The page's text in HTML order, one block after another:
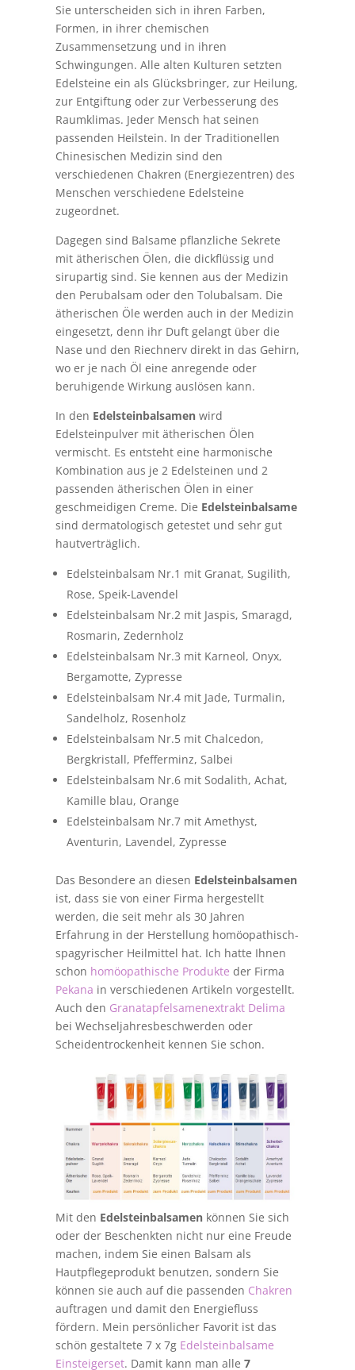
Sie unterscheiden sich in ihren Farben,
Formen, in ihrer chemischen
Zusammensetzung und in ihren
Schwingungen. Alle alten Kulturen setzten
Edelsteine ein als Glücksbringer, zur Heilung,
zur Entgiftung oder zur Verbesserung des
Raumklimas. Jeder Mensch hat seinen
passenden Heilstein. In der Traditionellen
Chinesischen Medizin sind den
verschiedenen Chakren (Energiezentren) des
Menschen verschiedene Edelsteine
zugeordnet.
Dagegen sind Balsame pflanzliche Sekrete
mit ätherischen Ölen, die dickflüssig und
sirupartig sind. Sie kennen aus der Medizin
den Perubalsam oder den Tolubalsam. Die
ätherischen Öle werden auch in der Medizin
eingesetzt, denn ihr Duft gelangt über die
Nase und den Riechnerv direkt in das Gehirn,
wo er je nach Öl eine anregende oder
beruhigende Wirkung auslösen kann.
In den Edelsteinbalsamen wird
Edelsteinpulver mit ätherischen Ölen
vermischt. Es entsteht eine harmonische
Kombination aus je 2 Edelsteinen und 2
passenden ätherischen Ölen in einer
geschmeidigen Creme. Die Edelsteinbalsame
sind dermatologisch getestet und sehr gut
hautverträglich.
Edelsteinbalsam Nr.1 mit Granat, Sugilith,
Rose, Speik-Lavendel
Edelsteinbalsam Nr.2 mit Jaspis, Smaragd,
Rosmarin, Zedernholz
Edelsteinbalsam Nr.3 mit Karneol, Onyx,
Bergamotte, Zypresse
Edelsteinbalsam Nr.4 mit Jade, Turmalin,
Sandelholz, Rosenholz
Edelsteinbalsam Nr.5 mit Chalcedon,
Bergkristall, Pfefferminz, Salbei
Edelsteinbalsam Nr.6 mit Sodalith, Achat,
Kamille blau, Orange
Edelsteinbalsam Nr.7 mit Amethyst,
Aventurin, Lavendel, Zypresse
Das Besondere an diesen Edelsteinbalsamen
ist, dass sie von einer Firma hergestellt
werden, die seit mehr als 30 Jahren
Erfahrung in der Herstellung homöopathisch-
spagyrischer Heilmittel hat. Ich hatte Ihnen
schon homöopathische Produkte der Firma
Pekana in verschiedenen Artikeln vorgestellt.
Auch den Granatapfelsamenextrakt Delima
bei Wechseljahresbeschwerden oder
Scheidentrockenheit kennen Sie schon.
Mit den Edelsteinbalsamen können Sie sich
oder der Beschenkten nicht nur eine Freude
machen, indem Sie einen Balsam als
Hautpflegeprodukt benutzen, sondern Sie
können sie auch auf die passenden Chakren
auftragen und damit den Energiefluss
fördern. Mein persönlicher Favorit ist das
schön gestaltete 7 x 7g Edelsteinbalsame
Einsteigerset. Damit kann man alle 7